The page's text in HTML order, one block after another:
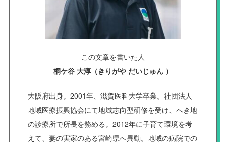
この文章を書いた人
桐ケ谷 大淳（きりがや だいじゅん ）
大阪府出身。2001年、滋賀医科大学卒業。社団法人
地域医療振興協会にて地域志向型研修を受け、へき地
の診療所で所長を務める。2012年に子育て環境を考
えて、妻の実家のある宮崎県へ異動。地域の病院での